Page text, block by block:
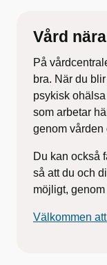
Besök gärna
puls, längd
Vi har inga
sjuksköterska,
Vård
På
bra. När du
psykisk ohälsa
som arbetar
genom vården
Du kan också
så att du och
möjligt, genom
Välkommen